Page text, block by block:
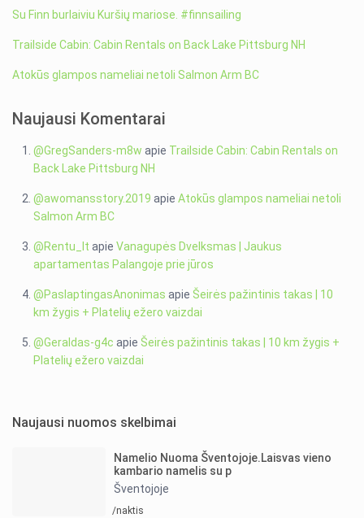
Su Finn burlaiviu Kuršių mariose. #finnsailing
Trailside Cabin: Cabin Rentals on Back Lake Pittsburg NH
Atokūs glampos nameliai netoli Salmon Arm BC
Naujausi Komentarai
@GregSanders-m8w apie Trailside Cabin: Cabin Rentals on
Back Lake Pittsburg NH
@awomansstory.2019 apieAtokūs glampos nameliai netoli
Salmon Arm BC
@Rentu_lt apieVanagupės Dvelksmas | Jaukus
apartamentas Palangoje prie jūros
@PaslaptingasAnonimas apie Šeirės pažintinis takas | 10
km žygis + Platelių ežero vaizdai
@Geraldas-g4c apie Šeirės pažintinis takas | 10 km žygis +
Platelių ežero vaizdai
Naujausi nuomos skelbimai
Namelio Nuoma Šventojoje.Laisvas vieno
kambario namelis su p
Šventojoje
/naktis